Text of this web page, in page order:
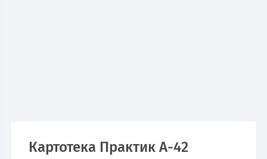
Картотека Практик А-42